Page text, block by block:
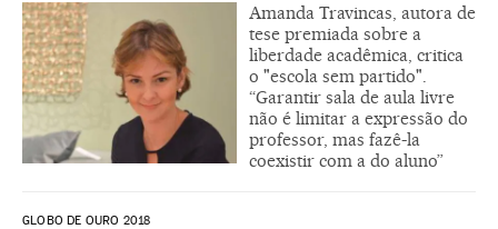
Amanda Travincas, autora de
tese premiada sobre a
liberdade acadêmica, critica
o "escola sem partido".
“Garantir sala de aula livre
não é limitar a expressão do
professor, mas fazê-la
coexistir com a do aluno”
GLOBO DE OURO 2018